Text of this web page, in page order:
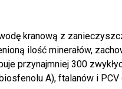
kranową z
ilość minerałów,
przynajmniej 300
A), ftalanów i PCV